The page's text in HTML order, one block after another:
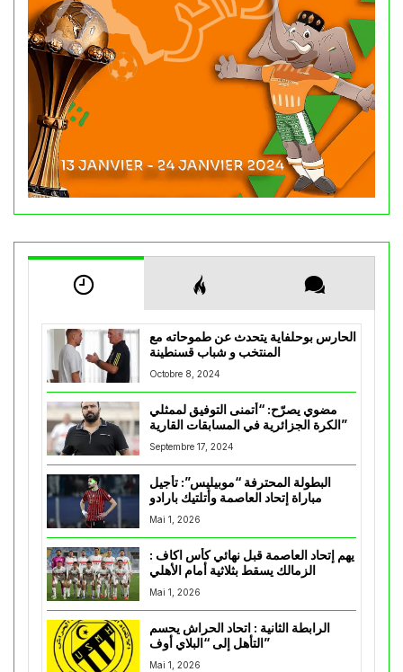
الحارس بوحلفاية يتحدث عن طموحاته مع
المنتخب و شباب قسنطينة
Octobre 8, 2024
مضوي يصرّح: “أتمنى التوفيق لممثلي
الكرة الجزائرية في المسابقات القارية”
Septembre 17, 2024
البطولة المحترفة “موبيليس”: تأجيل
مباراة إتحاد العاصمة وأتلتيك بارادو
Mai 1, 2026
يهم إتحاد العاصمة قبل نهائي كأس اكاف :
Mai 1, 2026
الرابطة الثانية : اتحاد الحراش يحسم
التأهل إلى “البلاي أوف”
Mai 1, 2026